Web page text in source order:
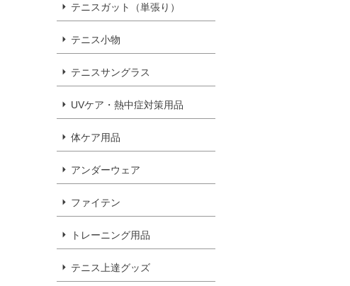
テニスガット（単張り）
テニス小物
テニスサングラス
UVケア・熱中症対策用品
体ケア用品
アンダーウェア
ファイテン
トレーニング用品
テニス上達グッズ